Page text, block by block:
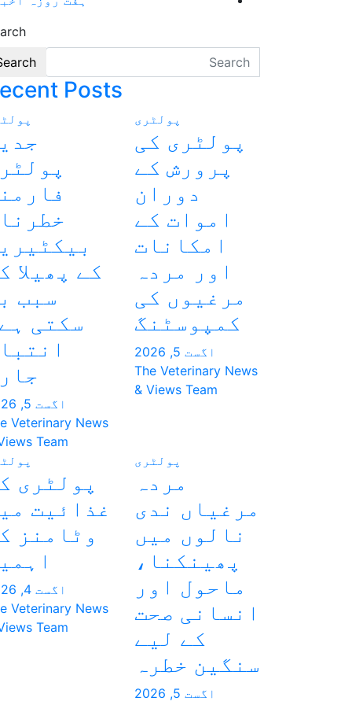
Posts
پولٹری
پولٹری کی
پرورش کے
دوران
اموات کے
امکانات
اور مردہ
مرغیوں کی
کمپوسٹنگ
اگست 5, 2026
The Veterinary News
& Views Team
کے پھیلا
سبب
سکتی
اگست 5, 2026
Veterinary News
Team
پولٹری
مردہ
مرغیاں ندی
نالوں میں
پھینکنا،
ماحول اور
انسانی صحت
کے لیے
سنگین خطرہ
اگست 5, 2026
پولٹری
غذائیت
وٹامنز
اگست 4, 2026
Veterinary News
Team